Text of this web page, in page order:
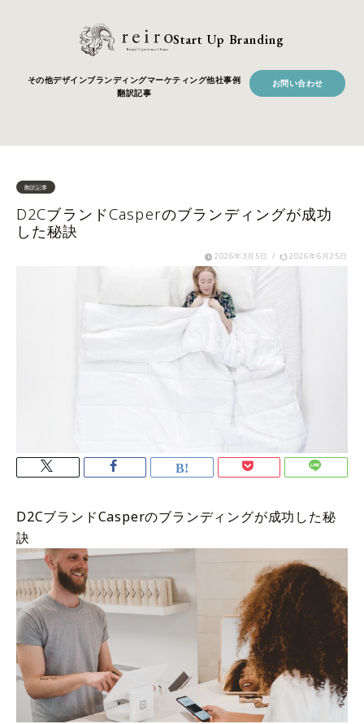
Start Up Branding
その他デザインブランディングマーケティング他社事例
翻訳記事
お問い合わせ
翻訳記事
D2CブランドCasperのブランディングが成功
した秘訣
2026年3月5日 / 2026年6月25日
D2CブランドCasperのブランディングが成功した秘
訣